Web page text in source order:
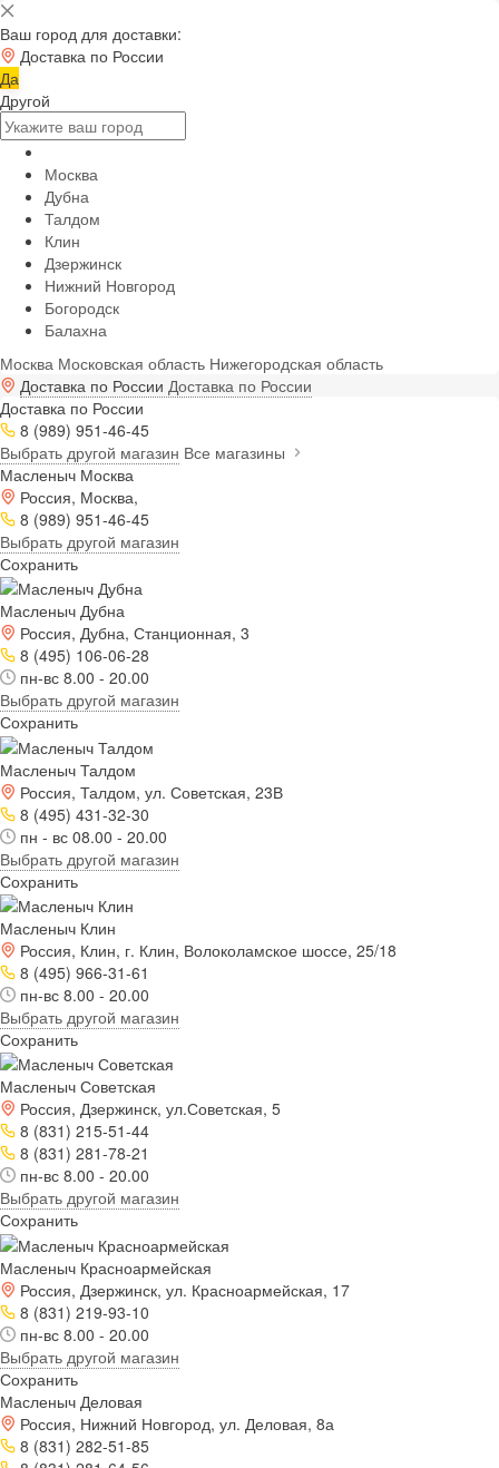
Ваш город для доставки:
Доставка по России
Да
Другой
Москва
Дубна
Талдом
Клин
Дзержинск
Нижний Новгород
Богородск
Балахна
Москва Московская область Нижегородская область
Доставка по России Доставка по России
Доставка по России
8 (989) 951-46-45
Выбрать другой магазин Все магазины
Масленыч Москва
Россия, Москва,
8 (989) 951-46-45
Выбрать другой магазин
Сохранить
Масленыч Дубна
Россия, Дубна, Станционная, 3
8 (495) 106-06-28
пн-вс 8.00 - 20.00
Выбрать другой магазин
Сохранить
Масленыч Талдом
Россия, Талдом, ул. Советская, 23В
8 (495) 431-32-30
пн - вс 08.00 - 20.00
Выбрать другой магазин
Сохранить
Масленыч Клин
Россия, Клин, г. Клин, Волоколамское шоссе, 25/18
8 (495) 966-31-61
пн-вс 8.00 - 20.00
Выбрать другой магазин
Сохранить
Масленыч Советская
Россия, Дзержинск, ул.Советская, 5
8 (831) 215-51-44
8 (831) 281-78-21
пн-вс 8.00 - 20.00
Выбрать другой магазин
Сохранить
Масленыч Красноармейская
Россия, Дзержинск, ул. Красноармейская, 17
8 (831) 219-93-10
пн-вс 8.00 - 20.00
Выбрать другой магазин
Сохранить
Масленыч Деловая
Россия, Нижний Новгород, ул. Деловая, 8а
8 (831) 282-51-85